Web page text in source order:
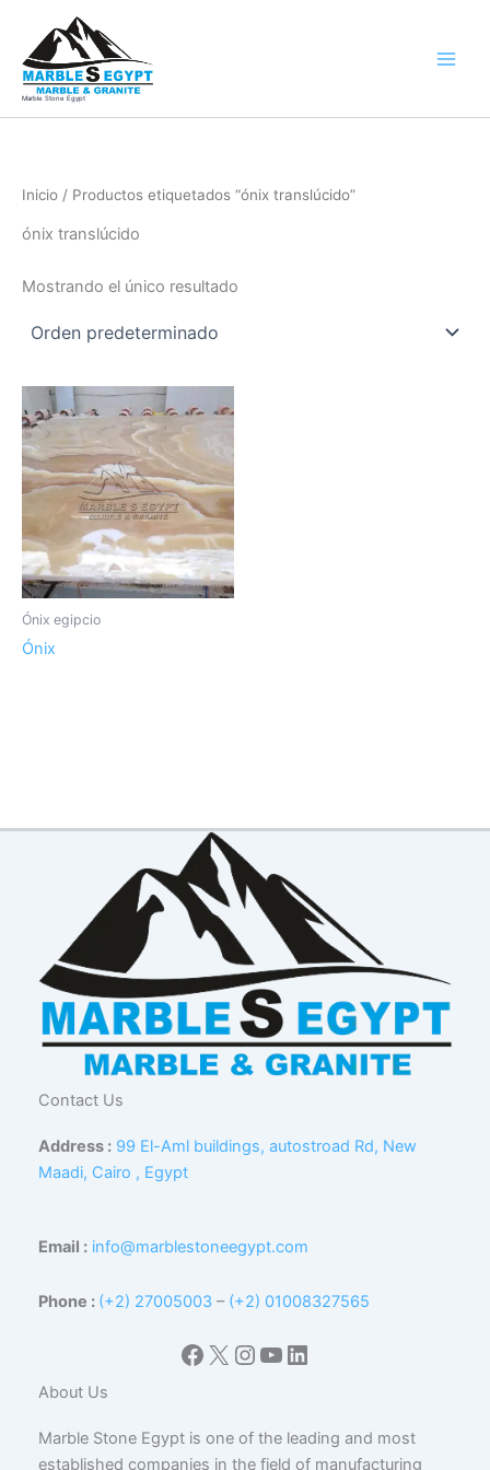
contenido
Marble Stone Egypt
Inicio / Productos etiquetados “ónix translúcido”
ónix translúcido
Mostrando el único resultado
Ónix egipcio
Ónix
Contact Us
Address : 99 El-Aml buildings, autostroad Rd, New
Maadi, Cairo , Egypt
Email : info@marblestoneegypt.com
Phone : (+2) 27005003 – (+2) 01008327565
Facebook
X Instagram
YouTube
LinkedIn
About Us
Marble Stone Egypt is one of the leading and most
established companies in the field of manufacturing